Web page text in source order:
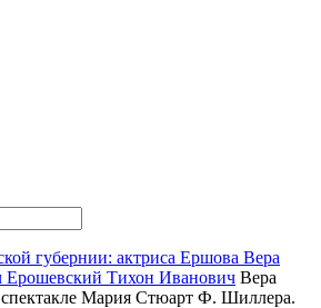
губернии: актриса Ершова Вера
Ерошевский Тихон Иванович Вера
Мария Стюарт Ф. Шиллера.